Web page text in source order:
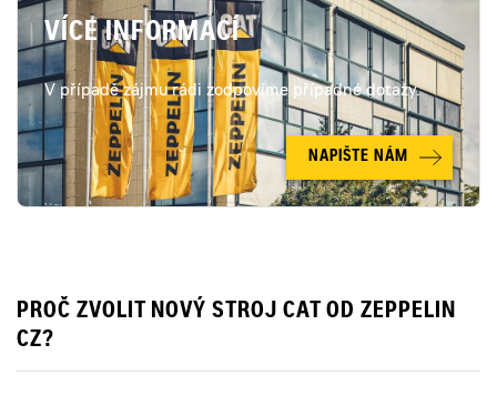
VÍCE INFORMACÍ
V případě zájmu rádi zodpovíme případné dotazy.
NAPIŠTE NÁM
PROČ ZVOLIT NOVÝ STROJ CAT OD ZEPPELIN
CZ?